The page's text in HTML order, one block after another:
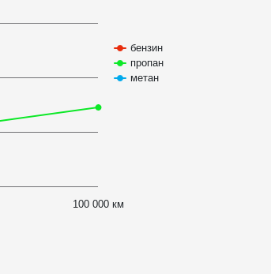
бензин
пропан
метан
100 000 км